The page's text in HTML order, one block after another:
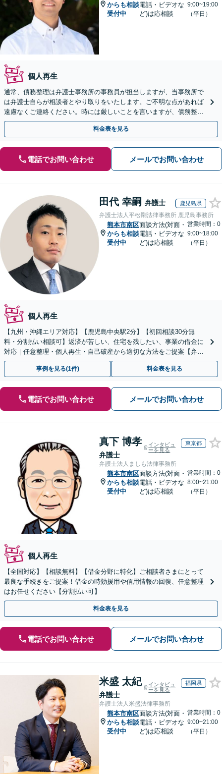
からも相談
受付中
電話・ビデオな
ど)は応相談
9:00~19:00
（平日）
個人再生
通常、債務整理は弁護士事務所の事務員が担当しますが、当事務所で
は弁護士自らが相談者とやり取りをいたします。ご不明な点があれば
遠慮なくご連絡ください。時には厳しいことを言いますが、債務整理
には相談者様のご協力が必要不可欠です。
料金表を見る
電話でお問い合わせ メールでお問い合わせ
田代 幸嗣 弁護士 鹿児島県
弁護士法人平松剛法律事務所 鹿児島事務所
熊本市南区
からも相談
受付中
面談方法(対面・
電話・ビデオな
ど)は応相談
営業時間：0
9:00~18:00
（平日）
個人再生
【九州・沖縄エリア対応】【鹿児島中央駅2分】【初回相談30分無
料・分割払い相談可】返済が苦しい、住宅を残したい、事業の借金に
対応｜任意整理・個人再生・自己破産から適切な方法をご提案【弁護
士歴10年以上】
事例を見る(1件) 料金表を見る
電話でお問い合わせ メールでお問い合わせ
真下 博孝
弁護士
インタビュ
ーを見る
東京都
弁護士法人ましも法律事務所
熊本市南区
からも相談
受付中
面談方法(対面・
電話・ビデオな
ど)は応相談
営業時間：0
8:00~21:00
（平日）
個人再生
【全国対応】【相談無料】【借金分野に特化】ご相談者さまにとって
最良な手続きをご提案！借金の時効援用や信用情報の回復、任意整理
はお任せください【分割払い可】
料金表を見る
電話でお問い合わせ メールでお問い合わせ
米盛 太紀
弁護士
インタビュ
ーを見る
福岡県
弁護士法人米盛法律事務所
熊本市南区
からも相談
受付中
面談方法(対面・
電話・ビデオな
ど)は応相談
営業時間：0
9:00~21:00
（平日）